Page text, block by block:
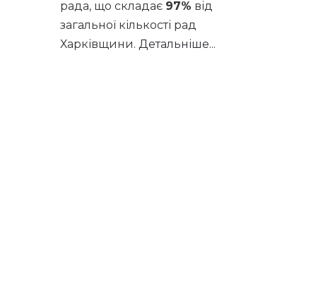
рада, що складає 97% від
загальної кількості рад
Харківщини. Детальніше...